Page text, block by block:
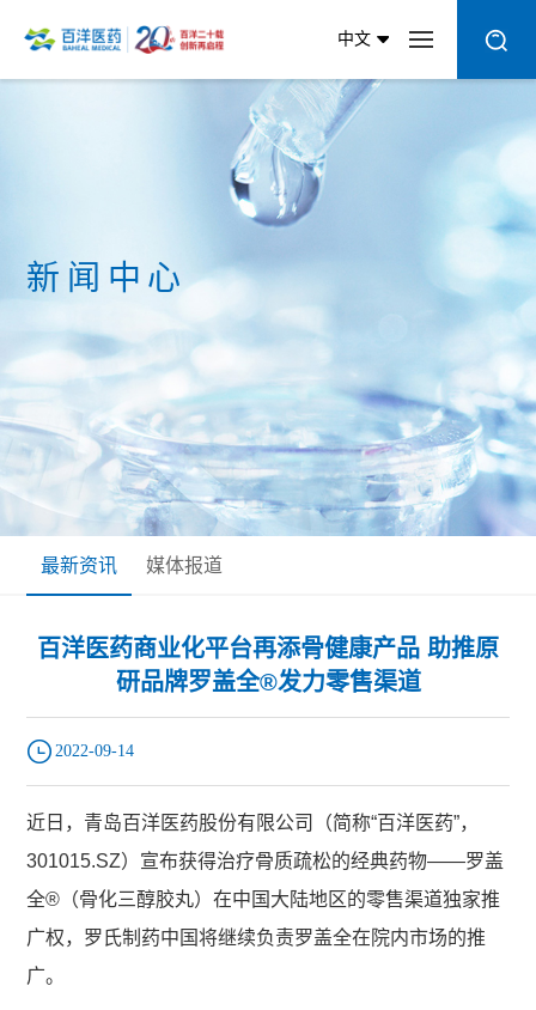
中文
新闻中心
最新资讯 媒体报道
百洋医药商业化平台再添骨健康产品 助推原
研品牌罗盖全®发力零售渠道
2022-09-14
近日，青岛百洋医药股份有限公司（简称“百洋医药”，
301015.SZ）宣布获得治疗骨质疏松的经典药物——罗盖
全®（骨化三醇胶丸）在中国大陆地区的零售渠道独家推
广权，罗氏制药中国将继续负责罗盖全在院内市场的推
广。